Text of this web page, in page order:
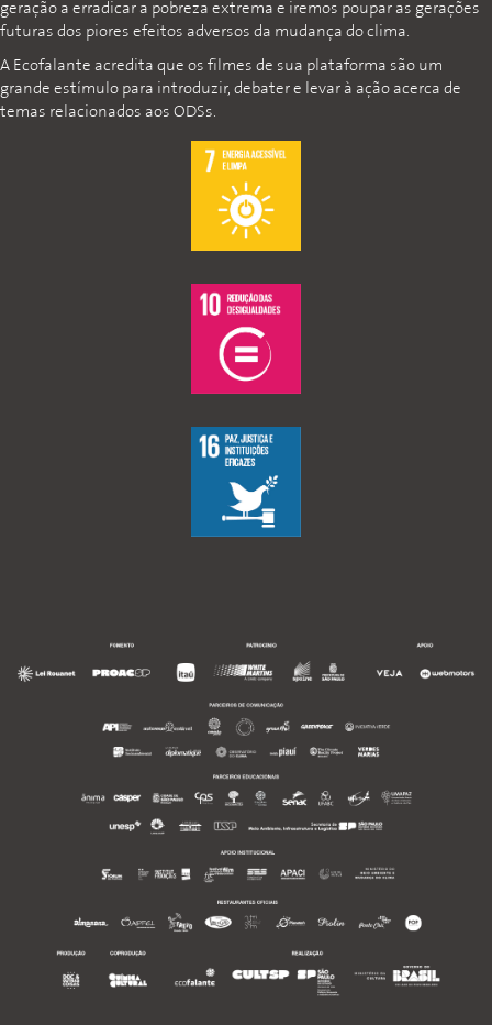
geração a erradicar a pobreza extrema e iremos poupar as gerações
futuras dos piores efeitos adversos da mudança do clima.
A Ecofalante acredita que os filmes de sua plataforma são um
grande estímulo para introduzir, debater e levar à ação acerca de
temas relacionados aos ODSs.